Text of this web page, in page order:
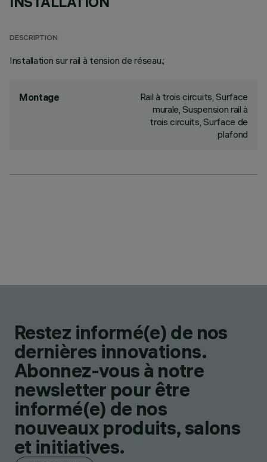
DESCRIPTION
Installation sur rail à tension de réseau.;
Montage
Rail à trois circuits, Surface
murale, Suspension rail à
trois circuits, Surface de
plafond
Restez informé(e) de nos
dernières innovations.
Abonnez-vous à notre
newsletter pour être
informé(e) de nos
nouveaux produits, salons
et initiatives.